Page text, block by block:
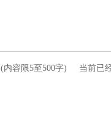
(内容限5至500字) 当前已